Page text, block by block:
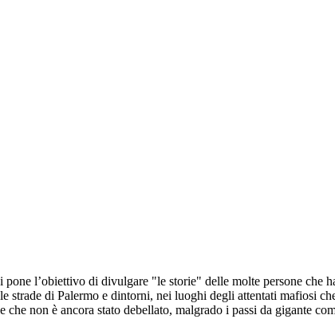
l’obiettivo di divulgare "le storie" delle molte persone che
di Palermo e dintorni, nei luoghi degli attentati mafiosi
non è ancora stato debellato, malgrado i passi da gigante